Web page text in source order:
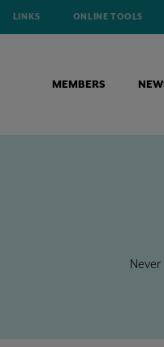
LINKS ONLINE TOOLS
MEMBERS